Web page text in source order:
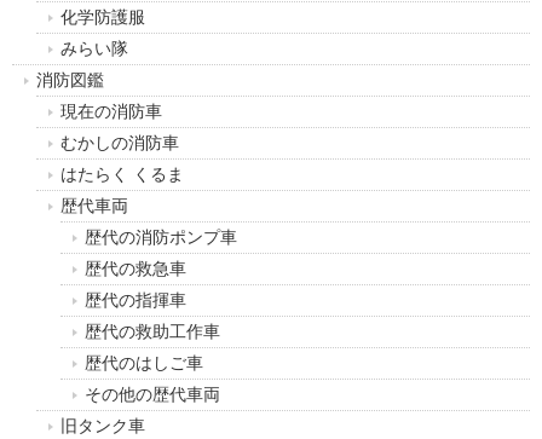
化学防護服
みらい隊
消防図鑑
現在の消防車
むかしの消防車
はたらく くるま
歴代車両
歴代の消防ポンプ車
歴代の救急車
歴代の指揮車
歴代の救助工作車
歴代のはしご車
その他の歴代車両
旧タンク車